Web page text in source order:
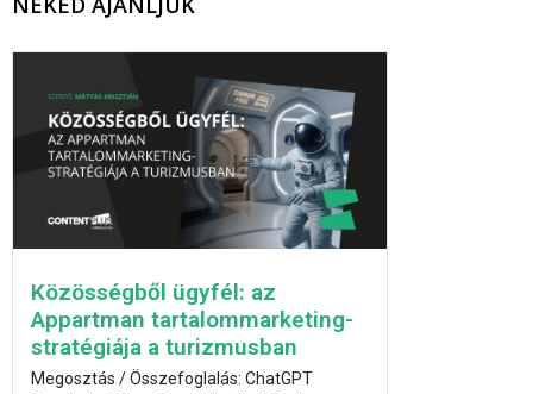
Közösségből ügyfél: az
Appartman tartalommarketing-
stratégiája a turizmusban
Megosztás / Összefoglalás: ChatGPT